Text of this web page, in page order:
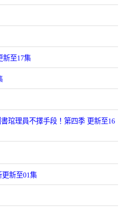
新至17集
琯理員不擇手段！第四季 更新至16
新至01集